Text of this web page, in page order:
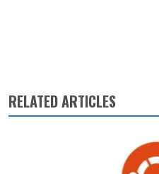
RELATED ARTICLES